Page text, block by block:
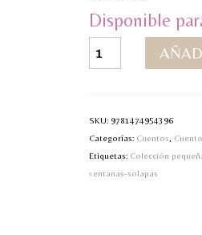
Disponible
es
cantidad
SKU: 9781474954396
Categorías: Cuentos
Etiquetas: Colección
ventanas-solapas